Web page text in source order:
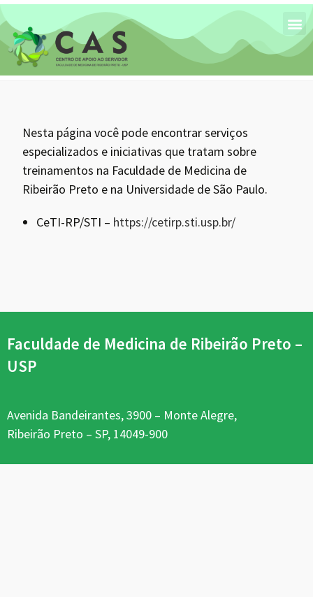
Nesta página você pode encontrar serviços
especializados e iniciativas que tratam sobre
treinamentos na Faculdade de Medicina de
Ribeirão Preto e na Universidade de São Paulo.
CeTI-RP/STI – https://cetirp.sti.usp.br/
Faculdade de Medicina de Ribeirão Preto –
USP
Avenida Bandeirantes, 3900 – Monte Alegre,
Ribeirão Preto – SP, 14049-900